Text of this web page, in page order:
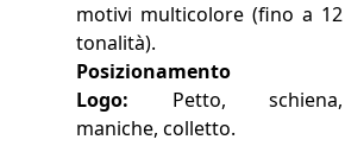
motivi multicolore (fino a 12
tonalità).
Posizionamento
Logo: Petto, schiena,
maniche, colletto.